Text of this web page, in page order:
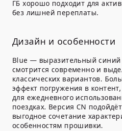
ГБ хорошо подходит для
без лишней переплаты.
Дизайн и особенности
Blue — выразительный синий
смотрится современно и
классических вариантов.
эффект погружения в
для ежедневного
поездках. Версия CN
выгодное сочетание
особенностям прошивки.